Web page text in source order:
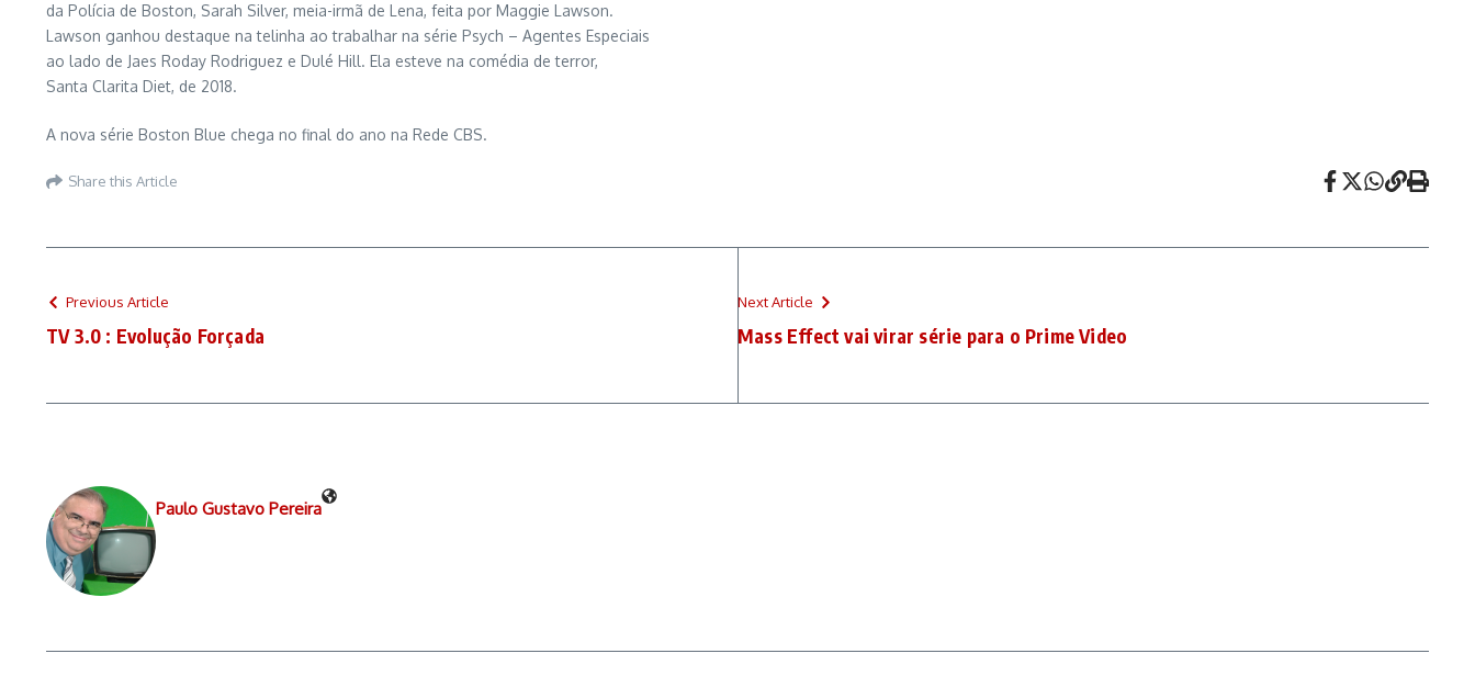
da Polícia de Boston, Sarah Silver, meia-irmã de Lena, feita por Maggie Lawson.
Lawson ganhou destaque na telinha ao trabalhar na série Psych – Agentes Especiais
ao lado de Jaes Roday Rodriguez e Dulé Hill. Ela esteve na comédia de terror,
Santa Clarita Diet, de 2018.
A nova série Boston Blue chega no final do ano na Rede CBS.
Share this Article
Previous Article
TV 3.0 : Evolução Forçada
Next Article
Mass Effect vai virar série para o Prime Video
Paulo Gustavo Pereira